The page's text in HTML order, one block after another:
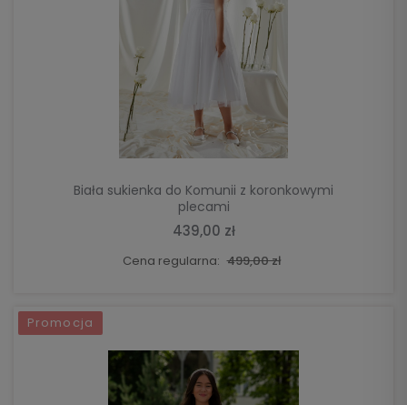
Biała sukienka do Komunii z koronkowymi
plecami
439,00 zł
Cena regularna: 499,00 zł
Promocja